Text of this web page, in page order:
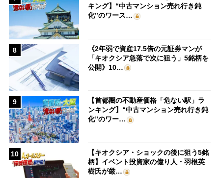
キング】“中古マンション売れ行き鈍
化”のワース…
8
《2年弱で資産17.5倍の元証券マンが
「キオクシア急落で次に狙う」5銘柄を
公開》10…
9
【首都圏の不動産価格「危ない駅」ラ
ンキング】“中古マンション売れ行き鈍
化”のワー…
10
【キオクシア・ショックの後に狙う5銘
柄】イベント投資家の億り人・羽根英
樹氏が厳…